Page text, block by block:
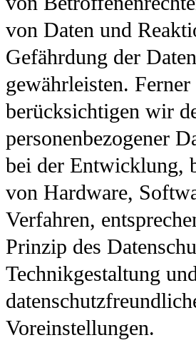
von Daten und
Gefährdung der Daten
gewährleisten. Ferner
berücksichtigen wir
personenbezogener
bei der Entwicklung,
von Hardware,
Verfahren,
Prinzip des
Technikgestaltung
Voreinstellungen.